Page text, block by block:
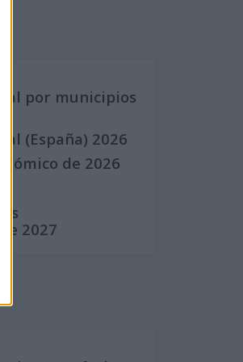
por municipios
(España) 2026
de 2026
2027